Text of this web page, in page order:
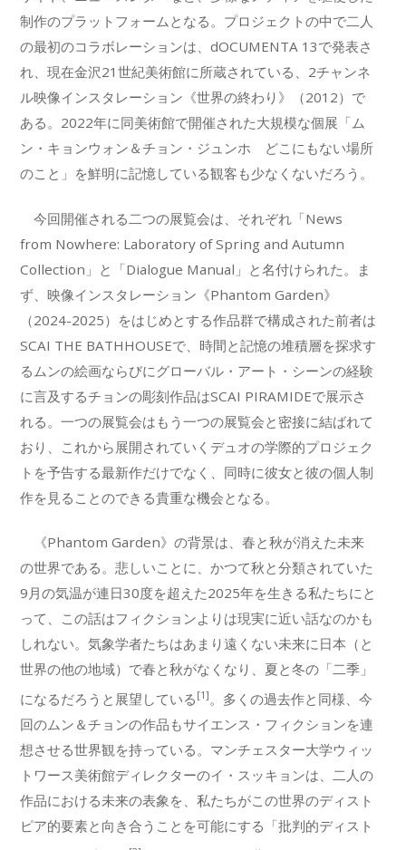
制作のプラットフォームとなる。プロジェクトの中で二人
の最初のコラボレーションは、dOCUMENTA 13で発表さ
れ、現在金沢21世紀美術館に所蔵されている、2チャンネ
ル映像インスタレーション《世界の終わり》（2012）で
ある。2022年に同美術館で開催された大規模な個展「ム
ン・キョンウォン＆チョン・ジュンホ どこにもない場所
のこと」を鮮明に記憶している観客も少なくないだろう。
今回開催される二つの展覧会は、それぞれ「News
from Nowhere: Laboratory of Spring and Autumn
Collection」と「Dialogue Manual」と名付けられた。ま
ず、映像インスタレーション《Phantom Garden》
（2024-2025）をはじめとする作品群で構成された前者は
SCAI THE BATHHOUSEで、時間と記憶の堆積層を探求す
るムンの絵画ならびにグローバル・アート・シーンの経験
に言及するチョンの彫刻作品はSCAI PIRAMIDEで展示さ
れる。一つの展覧会はもう一つの展覧会と密接に結ばれて
おり、これから展開されていくデュオの学際的プロジェク
トを予告する最新作だけでなく、同時に彼女と彼の個人制
作を見ることのできる貴重な機会となる。
《Phantom Garden》の背景は、春と秋が消えた未来
の世界である。悲しいことに、かつて秋と分類されていた
9月の気温が連日30度を超えた2025年を生きる私たちにと
って、この話はフィクションよりは現実に近い話なのかも
しれない。気象学者たちはあまり遠くない未来に日本（と
世界の他の地域）で春と秋がなくなり、夏と冬の「二季」
になるだろうと展望している [1] 。多くの過去作と同様、今
回のムン＆チョンの作品もサイエンス・フィクションを連
想させる世界観を持っている。マンチェスター大学ウィッ
トワース美術館ディレクターのイ・スッキョンは、二人の
作品における未来の表象を、私たちがこの世界のディスト
ピア的要素と向き合うことを可能にする「批判的ディスト